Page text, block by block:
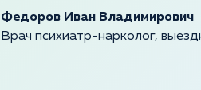
Федоров Иван Владимирович
Врач психиатр-нарколог,